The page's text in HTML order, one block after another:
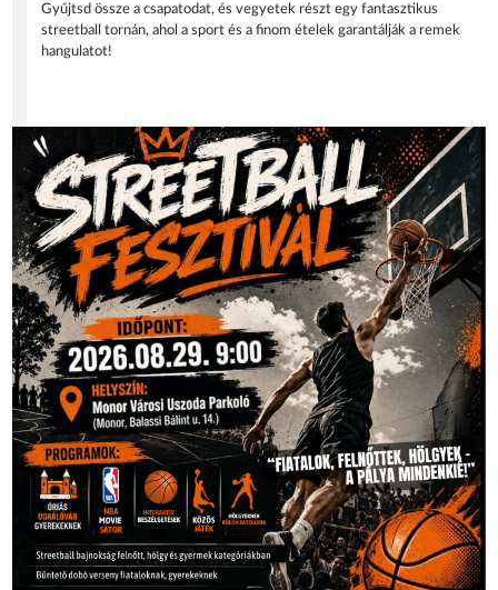
Gyűjtsd össze a csapatodat, és vegyetek részt egy fantasztikus
streetball tornán, ahol a sport és a finom ételek garantálják a remek
hangulatot!